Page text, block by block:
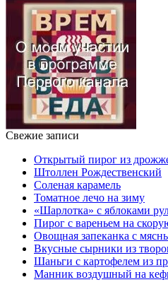
Свежие записи
Открытый пирог из
Штоллен Рождественский
Соленая карамель
Томатное лечо на зиму
«Шарлотка» с яблоками
Пирог с вареньем на
Овощная запеканка с
Вкусные сырники из
Шаньги с картофелем из
Манник воздушный на